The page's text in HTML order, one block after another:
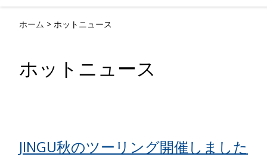
ホーム > ホットニュース
ホットニュース
JINGU秋のツーリング開催しました